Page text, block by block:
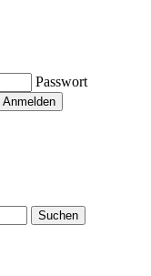
Passwort
Anmelden
Suchen